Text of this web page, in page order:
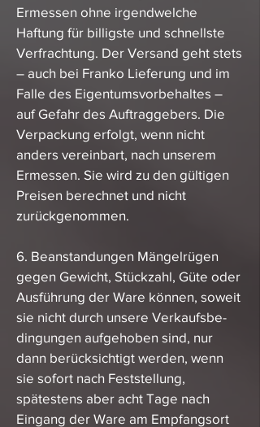
Ermessen ohne irgendwelche
Haftung für billigste und schnellste
Verfrachtung. Der Versand geht stets
– auch bei Franko Lieferung und im
Falle des Eigentumsvorbehaltes –
auf Gefahr des Auftraggebers. Die
Verpackung erfolgt, wenn nicht
anders vereinbart, nach unserem
Ermessen. Sie wird zu den gültigen
Preisen berechnet und nicht
zurückgenommen.
6. Beanstandungen Mängelrügen
gegen Gewicht, Stückzahl, Güte oder
Ausführung der Ware können, soweit
sie nicht durch unsere Verkaufsbe-
dingungen aufgehoben sind, nur
dann berücksichtigt werden, wenn
sie sofort nach Feststellung,
spätestens aber acht Tage nach
Eingang der Ware am Empfangsort